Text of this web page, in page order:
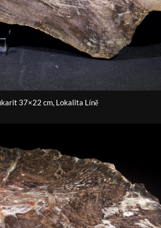
37×22 cm, Lokalita Líně